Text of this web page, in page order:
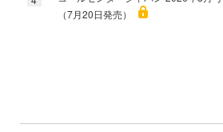
（7月20日発売）